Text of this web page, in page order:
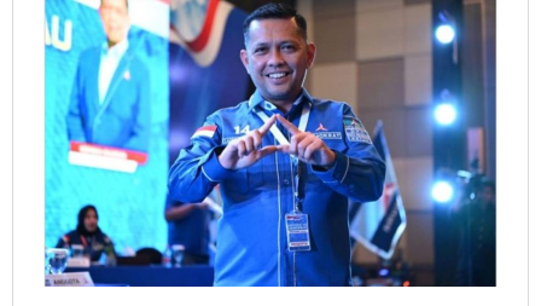
Dibahas